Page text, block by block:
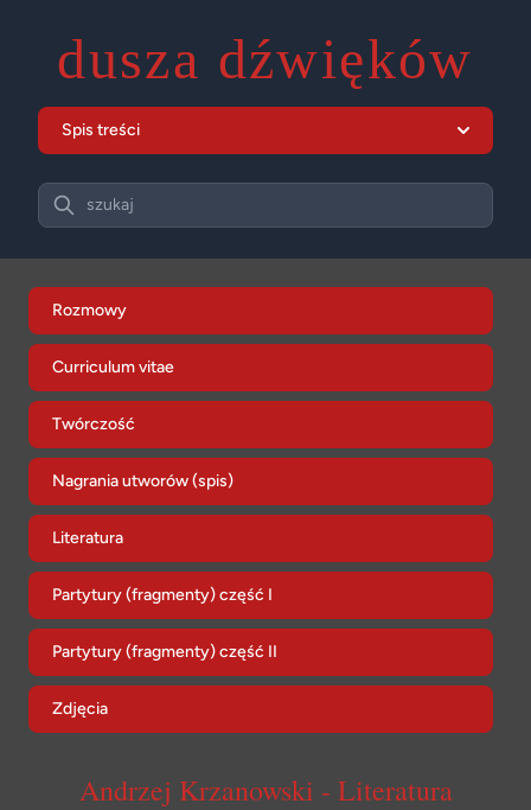
dusza dźwięków
Spis treści
Search
szukaj
Rozmowy
Curriculum vitae
Twórczość
Nagrania utworów (spis)
Literatura
Partytury (fragmenty) część I
Partytury (fragmenty) część II
Zdjęcia
Andrzej Krzanowski - Literatura